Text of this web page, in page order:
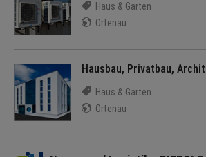
Haus & Garten
Ortenau
Hausbau, Privatbau,
Haus & Garten
Ortenau